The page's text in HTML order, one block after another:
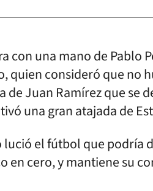
con una mano de Pablo
quien consideró que no
de Juan Ramírez que se
una gran atajada de
lució el fútbol que podría
en cero, y mantiene su